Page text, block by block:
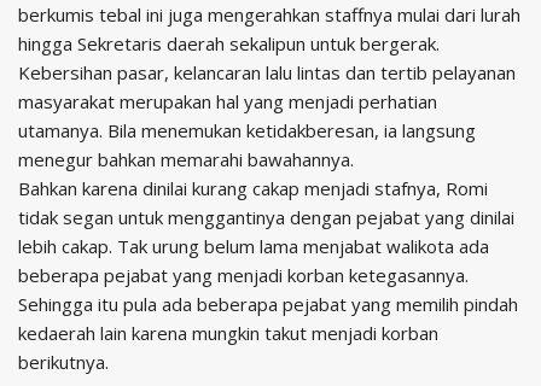
berkumis tebal ini juga mengerahkan staffnya mulai dari lurah
hingga Sekretaris daerah sekalipun untuk bergerak.
Kebersihan pasar, kelancaran lalu lintas dan tertib pelayanan
masyarakat merupakan hal yang menjadi perhatian
utamanya. Bila menemukan ketidakberesan, ia langsung
menegur bahkan memarahi bawahannya.
Bahkan karena dinilai kurang cakap menjadi stafnya, Romi
tidak segan untuk menggantinya dengan pejabat yang dinilai
lebih cakap. Tak urung belum lama menjabat walikota ada
beberapa pejabat yang menjadi korban ketegasannya.
Sehingga itu pula ada beberapa pejabat yang memilih pindah
kedaerah lain karena mungkin takut menjadi korban
berikutnya.